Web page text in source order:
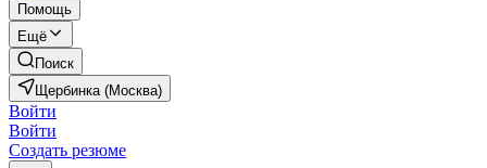
Помощь
Ещё
Поиск
Щербинка (Москва)
Войти
Войти
Создать резюме